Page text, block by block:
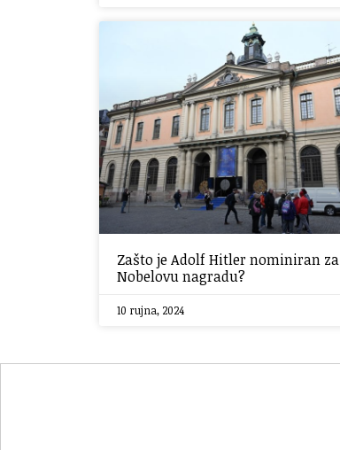
Zašto je Adolf Hitler nominiran za
Nobelovu nagradu?
10 rujna, 2024